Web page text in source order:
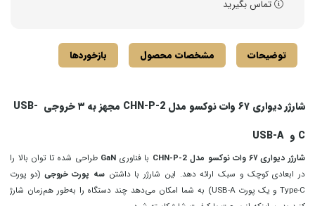
تماس بگیرید
توضیحات مشخصات محصول بازخوردها
شارژر دیواری ۶۷ وات نوکسو مدل CHN-P-2 مجهز به ۳ خروجی USB-
C و USB-A
شارژر دیواری ۶۷ وات نوکسو مدل CHN-P-2 با فناوری GaN طراحی شده تا توان بالا را
در ابعادی کوچک و سبک ارائه دهد. این شارژر با داشتنسه پورت خروجی (دو پورت
Type-C و یک پورت USB-A) به شما امکان می‌دهد چند دستگاه را به‌طور هم‌زمان شارژ